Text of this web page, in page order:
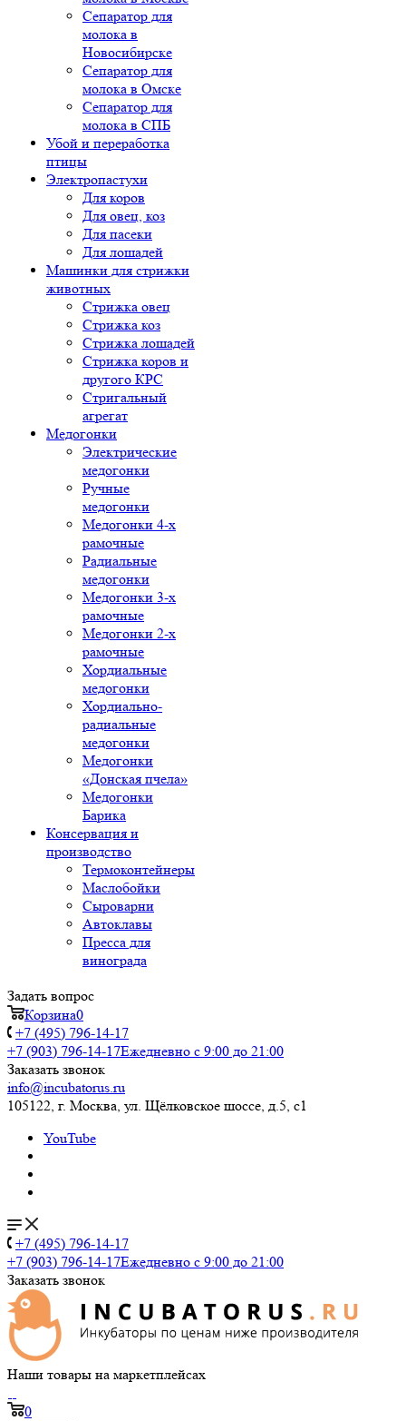
Сепаратор для
молока в
Новосибирске
Сепаратор для
молока в Омске
Сепаратор для
молока в СПБ
Убой и переработка
птицы
Электропастухи
Для коров
Для овец, коз
Для пасеки
Для лошадей
Машинки для стрижки
животных
Стрижка овец
Стрижка коз
Стрижка лошадей
Стрижка коров и
другого КРС
Стригальный
агрегат
Медогонки
Электрические
медогонки
Ручные
медогонки
Медогонки 4-х
рамочные
Радиальные
медогонки
Медогонки 3-х
рамочные
Медогонки 2-х
рамочные
Хордиальные
медогонки
Хордиально-
радиальные
медогонки
Медогонки
«Донская пчела»
Медогонки
Барика
Консервация и
производство
Термоконтейнеры
Маслобойки
Сыроварни
Автоклавы
Пресса для
винограда
Задать вопрос
Корзина0
+7 (495) 796-14-17
+7 (903) 796-14-17Ежедневно с 9:00 до 21:00
Заказать звонок
info@incubatorus.ru
105122, г. Москва, ул. Щёлковское шоссе, д.5, с1
YouTube
+7 (495) 796-14-17
+7 (903) 796-14-17Ежедневно с 9:00 до 21:00
Заказать звонок
Наши товары на маркетплейсах
0